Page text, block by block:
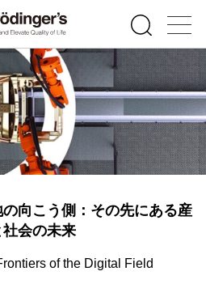
向こう側：その先にある産
社会の未来
of the Digital Field